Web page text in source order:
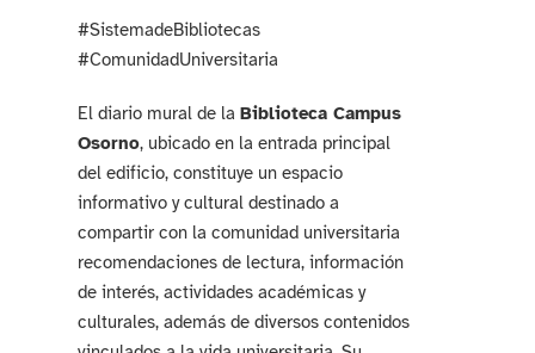
#SistemadeBibliotecas
#ComunidadUniversitaria
El diario mural de la Biblioteca Campus
Osorno, ubicado en la entrada principal
del edificio, constituye un espacio
informativo y cultural destinado a
compartir con la comunidad universitaria
recomendaciones de lectura, información
de interés, actividades académicas y
culturales, además de diversos contenidos